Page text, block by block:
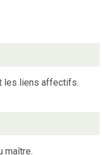
les liens affectifs.
maître.